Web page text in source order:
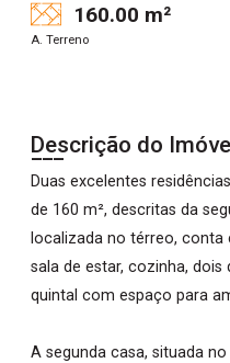
160.00 m²
A. Terreno
Descrição do
Duas excelentes
de 160 m², descritas da
localizada no térreo, conta
sala de estar, cozinha,
quintal com espaço para
A segunda casa, situada